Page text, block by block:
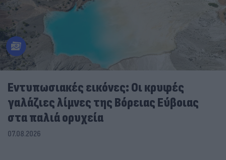
Εντυπωσιακές εικόνες: Οι κρυφές
γαλάζιες λίμνες της Βόρειας Εύβοιας
στα παλιά ορυχεία
07.08.2026